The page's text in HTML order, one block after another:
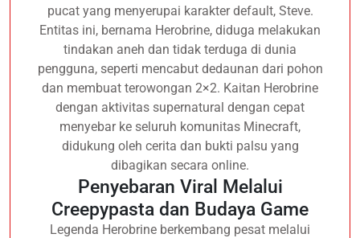
pucat yang menyerupai karakter default, Steve.
Entitas ini, bernama Herobrine, diduga melakukan
tindakan aneh dan tidak terduga di dunia
pengguna, seperti mencabut dedaunan dari pohon
dan membuat terowongan 2×2. Kaitan Herobrine
dengan aktivitas supernatural dengan cepat
menyebar ke seluruh komunitas Minecraft,
didukung oleh cerita dan bukti palsu yang
dibagikan secara online.
Penyebaran Viral Melalui
Creepypasta dan Budaya Game
Legenda Herobrine berkembang pesat melalui